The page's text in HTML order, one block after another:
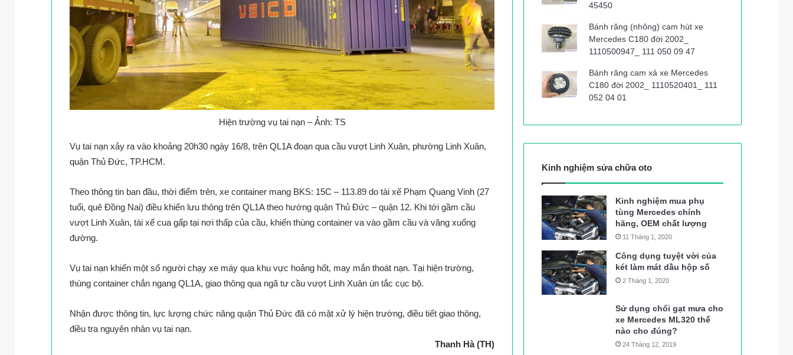
Hiện trường vụ tai nạn – Ảnh: TS
Vụ tai nạn xảy ra vào khoảng 20h30 ngày 16/8, trên QL1A đoạn qua cầu vượt Linh Xuân, phường Linh Xuân,
quận Thủ Đức, TP.HCM.
Theo thông tin ban đầu, thời điểm trên, xe container mang BKS: 15C – 113.89 do tài xế Phạm Quang Vinh (27
tuổi, quê Đồng Nai) điều khiển lưu thông trên QL1A theo hướng quận Thủ Đức – quận 12. Khi tới gầm cầu
vượt Linh Xuân, tài xế cua gấp tại nơi thấp của cầu, khiến thùng container va vào gầm cầu và văng xuống
đường.
Vụ tai nạn khiến một số người chạy xe máy qua khu vực hoảng hốt, may mắn thoát nạn. Tại hiện trường,
thùng container chắn ngang QL1A, giao thông qua ngã tư cầu vượt Linh Xuân ùn tắc cục bộ.
Nhận được thông tin, lực lượng chức năng quận Thủ Đức đã có mặt xử lý hiện trường, điều tiết giao thông,
điều tra nguyên nhân vụ tai nạn.
Thanh Hà (TH)
45450
Bánh răng (nhông) cam hút xe
Mercedes C180 đời 2002_
1110500947_ 111 050 09 47
Bánh răng cam xả xe Mercedes
C180 đời 2002_ 1110520401_ 111
052 04 01
Kinh nghiệm sửa chữa oto
Kinh nghiệm mua phụ
tùng Mercedes chính
hãng, OEM chất lượng
11 Tháng 1, 2020
Công dụng tuyệt vời của
két làm mát dầu hộp số
2 Tháng 1, 2020
Sử dụng chổi gạt mưa cho
xe Mercedes ML320 thế
nào cho đúng?
24 Tháng 12, 2019